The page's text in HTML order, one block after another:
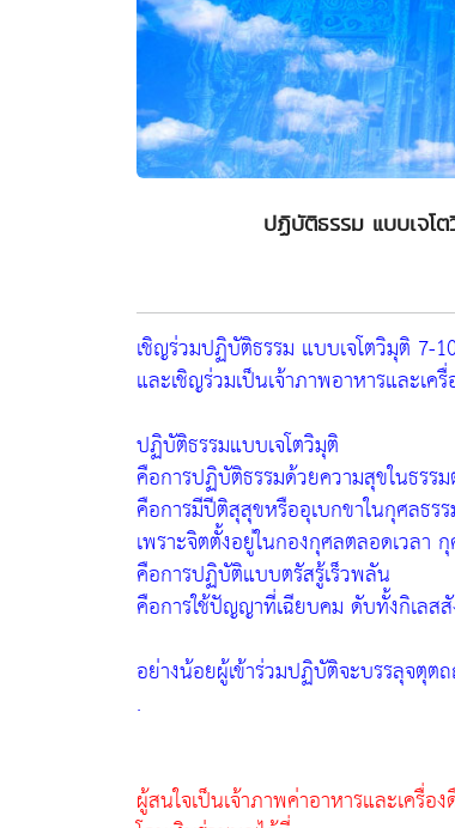
ปฏิบัติธรรม แบบเจ
เชิญร่วมปฏิบัติธรรม แบบเจโตวิมุติ
และเชิญร่วมเป็นเจ้าภาพอาหารและเค
ปฏิบัติธรรมแบบเจโตวิมุติ
คือการปฏิบัติธรรมด้วยความสุขในธรร
คือการมีปีติสุสุขหรืออุเบกขาในกุศลธร
เพราะจิตตั้งอยู่ในกองกุศลตลอดเวลา
คือการปฏิบัติแบบตรัสรู้เร็วพลัน
คือการใช้ปัญญาที่เฉียบคม ดับทั้งกิเล
อย่างน้อยผู้เข้าร่วมปฏิบัติจะบรรลุจตุต
.
ผู้สนใจเป็นเจ้าภาพค่าอาหารและเครื่อ